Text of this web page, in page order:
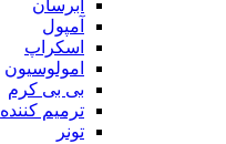
آبرسان
آمپول
اسکراپ
امولوسیون
بی بی کرم
ترمیم کننده
تونر